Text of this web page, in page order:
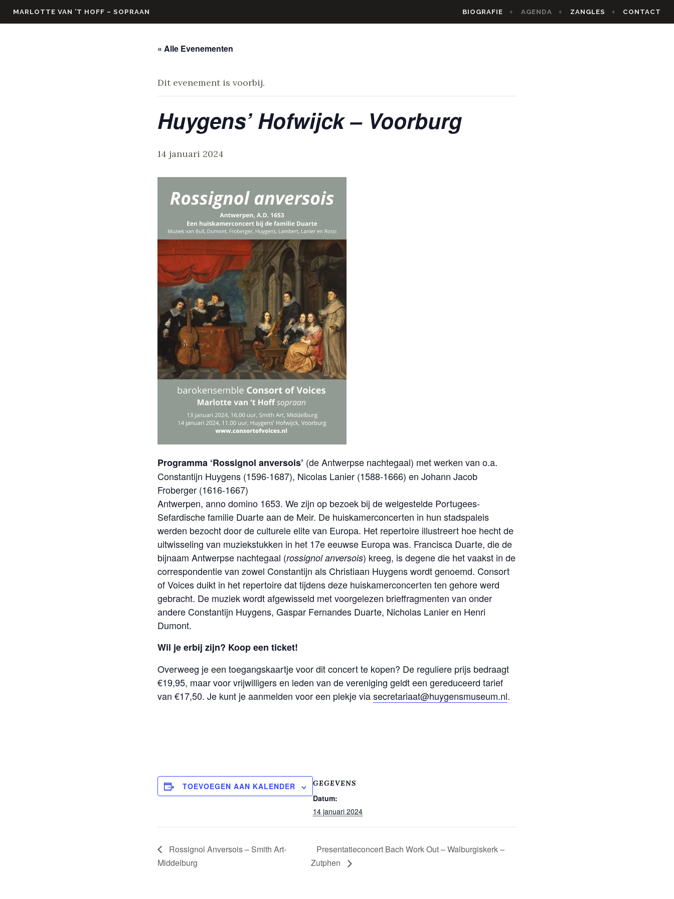
MARLOTTE VAN ’T HOFF – SOPRAAN BIOGRAFIE AGENDA ZANGLES CONTACT
« Alle Evenementen
Dit evenement is voorbij.
Huygens’ Hofwijck – Voorburg
14 januari 2024
Programma ‘Rossignol anversois’ (de Antwerpse nachtegaal) met werken van o.a.
Constantijn Huygens (1596-1687), Nicolas Lanier (1588-1666) en Johann Jacob
Froberger (1616-1667)
Antwerpen, anno domino 1653. We zijn op bezoek bij de welgestelde Portugees-
Sefardische familie Duarte aan de Meir. De huiskamerconcerten in hun stadspaleis
werden bezocht door de culturele elite van Europa. Het repertoire illustreert hoe hecht de
uitwisseling van muziekstukken in het 17e eeuwse Europa was. Francisca Duarte, die de
bijnaam Antwerpse nachtegaal (rossignol anversois) kreeg, is degene die het vaakst in de
correspondentie van zowel Constantijn als Christiaan Huygens wordt genoemd. Consort
of Voices duikt in het repertoire dat tijdens deze huiskamerconcerten ten gehore werd
gebracht. De muziek wordt afgewisseld met voorgelezen brieffragmenten van onder
andere Constantijn Huygens, Gaspar Fernandes Duarte, Nicholas Lanier en Henri
Dumont.
Wil je erbij zijn? Koop een ticket!
Overweeg je een toegangskaartje voor dit concert te kopen? De reguliere prijs bedraagt
€19,95, maar voor vrijwilligers en leden van de vereniging geldt een gereduceerd tarief
van €17,50. Je kunt je aanmelden voor een plekje viasecretariaat@huygensmuseum.nl.
TOEVOEGEN AAN KALENDER GEGEVENS
Datum:
14 januari 2024
Rossignol Anversois – Smith Art-
Middelburg
Presentatieconcert Bach Work Out – Walburgiskerk –
Zutphen